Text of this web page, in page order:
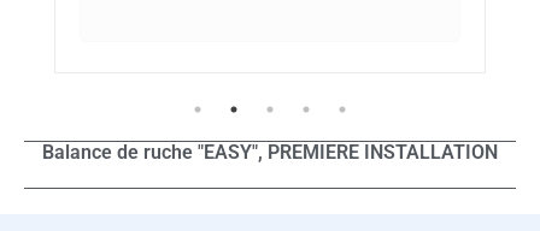
Balance de ruche "EASY", PREMIERE INSTALLATION